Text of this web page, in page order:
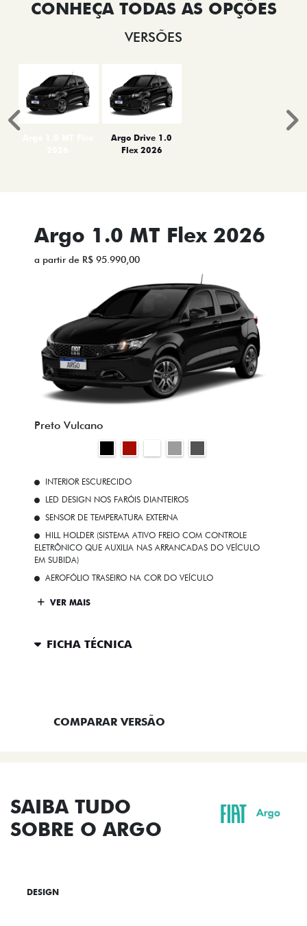
VERSÕES
Argo Drive 1.0
Flex 2026
Anterior
Argo 1.0 MT Flex 2026
a partir de R$ 95.990,00
Preto Vulcano
INTERIOR ESCURECIDO
LED DESIGN NOS FARÓIS DIANTEIROS
SENSOR DE TEMPERATURA EXTERNA
HILL HOLDER (SISTEMA ATIVO FREIO COM CONTROLE
ELETRÔNICO QUE AUXILIA NAS ARRANCADAS DO VEÍCULO
EM SUBIDA)
AEROFÓLIO TRASEIRO NA COR DO VEÍCULO
VER MAIS
FICHA TÉCNICA
COMPARAR VERSÃO
SAIBA TUDO
SOBRE O ARGO
DESIGN